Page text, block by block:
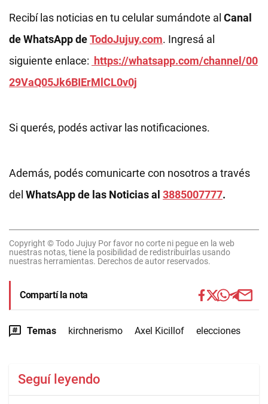
Recibí las noticias en tu celular sumándote al Canal
de WhatsApp deTodoJujuy.com. Ingresá al
siguiente enlace: https://whatsapp.com/channel/00
29VaQ05Jk6BIErMlCL0v0j
Si querés, podés activar las notificaciones.
Además, podés comunicarte con nosotros a través
del WhatsApp de las Noticias al 3885007777.
Copyright © Todo Jujuy Por favor no corte ni pegue en la web
nuestras notas, tiene la posibilidad de redistribuirlas usando
nuestras herramientas. Derechos de autor reservados.
Compartí la nota
Temas kirchnerismo Axel Kicillof elecciones
Seguí leyendo